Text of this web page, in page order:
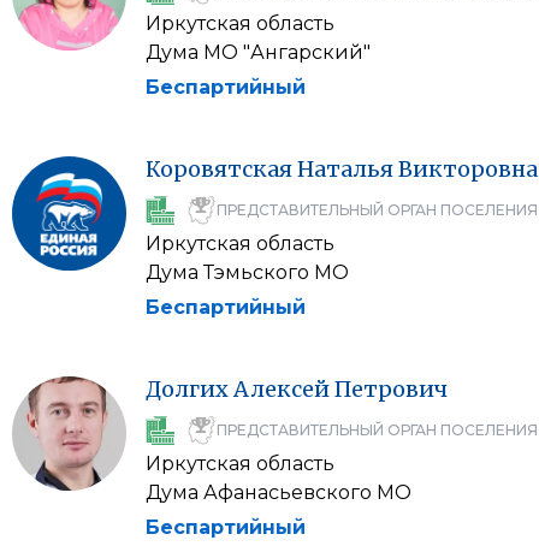
Иркутская область
Дума МО "Ангарский"
Беспартийный
КоровятскаяНатальяВикторовна
ПРЕДСТАВИТЕЛЬНЫЙ ОРГАН ПОСЕЛЕНИЯ
Иркутская область
Дума Тэмьского МО
Беспартийный
ДолгихАлексейПетрович
ПРЕДСТАВИТЕЛЬНЫЙ ОРГАН ПОСЕЛЕНИЯ
Иркутская область
Дума Афанасьевского МО
Беспартийный